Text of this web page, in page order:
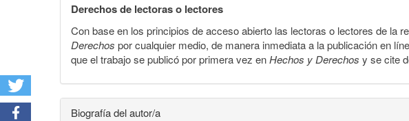
Derechos de lectoras o lectores
Con base en los principios de acceso abierto las lectoras o lectores de la
Derechos por cualquier medio, de manera inmediata a la publicación en
que el trabajo se publicó por primera vez enHechos y Derechos y se cite
Biografía del autor/a